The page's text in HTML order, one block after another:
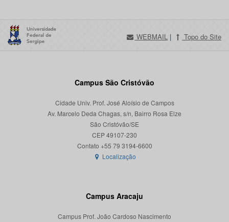
WEBMAIL | Topo do Site
Campus São Cristóvão
Cidade Univ. Prof. José Aloísio de Campos
Av. Marcelo Deda Chagas, s/n, Bairro Rosa Elze
São Cristóvão/SE
CEP 49107-230
Localização
Campus Aracaju
Campus Prof. João Cardoso Nascimento